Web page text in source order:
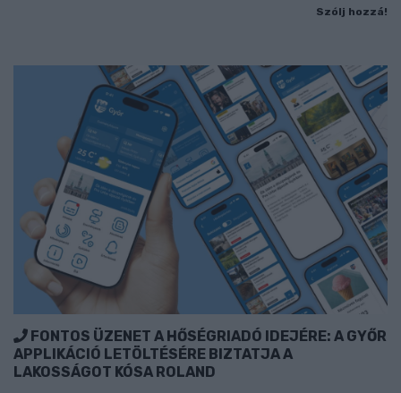
Szólj hozzá!
FONTOS ÜZENET A HŐSÉGRIADÓ IDEJÉRE: A GYŐR
APPLIKÁCIÓ LETÖLTÉSÉRE BIZTATJA A
LAKOSSÁGOT KÓSA ROLAND